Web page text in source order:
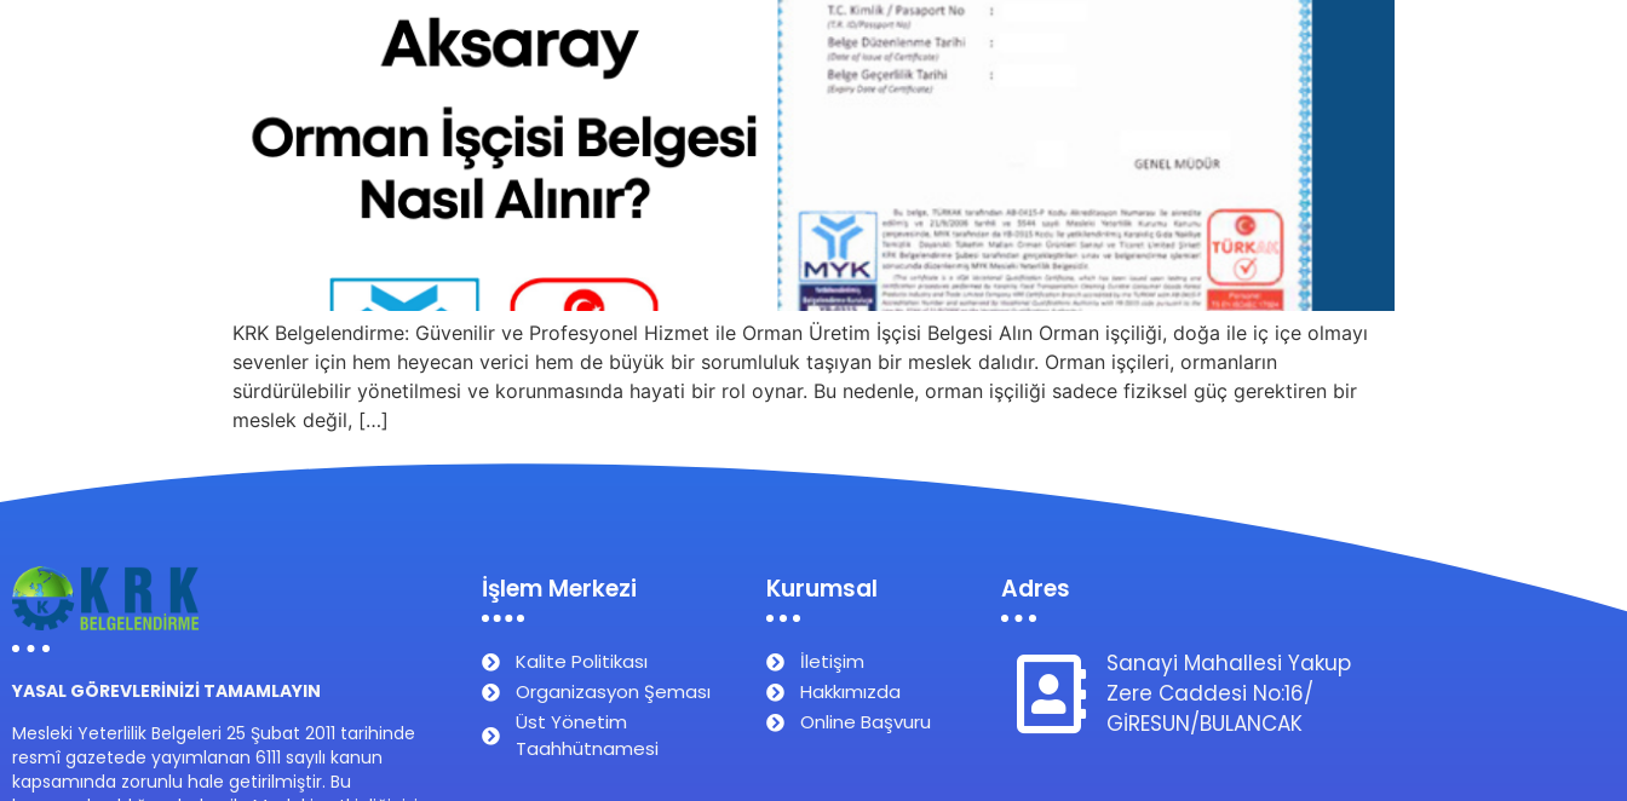
KRK Belgelendirme: Güvenilir ve Profesyonel Hizmet ile Orman Üretim İşçisi Belgesi Alın Orman işçiliği, doğa ile iç içe olmayı
sevenler için hem heyecan verici hem de büyük bir sorumluluk taşıyan bir meslek dalıdır. Orman işçileri, ormanların
sürdürülebilir yönetilmesi ve korunmasında hayati bir rol oynar. Bu nedenle, orman işçiliği sadece fiziksel güç gerektiren bir
meslek değil, […]
YASAL GÖREVLERİNİZİ TAMAMLAYIN
Mesleki Yeterlilik Belgeleri 25 Şubat 2011 tarihinde
resmî gazetede yayımlanan 6111 sayılı kanun
kapsamında zorunlu hale getirilmiştir. Bu
İşlem Merkezi
Kalite Politikası
Organizasyon Şeması
Üst Yönetim
Taahhütnamesi
Kurumsal
İletişim
Hakkımızda
Online Başvuru
Adres
Sanayi Mahallesi Yakup
Zere Caddesi No:16/
GİRESUN/BULANCAK